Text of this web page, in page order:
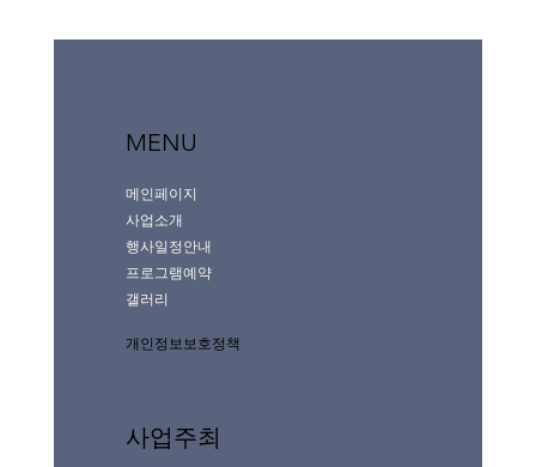
MENU
메인페이지
사업소개
행사일정안내
프로그램예약
갤러리
개인정보보호정책
사업주최